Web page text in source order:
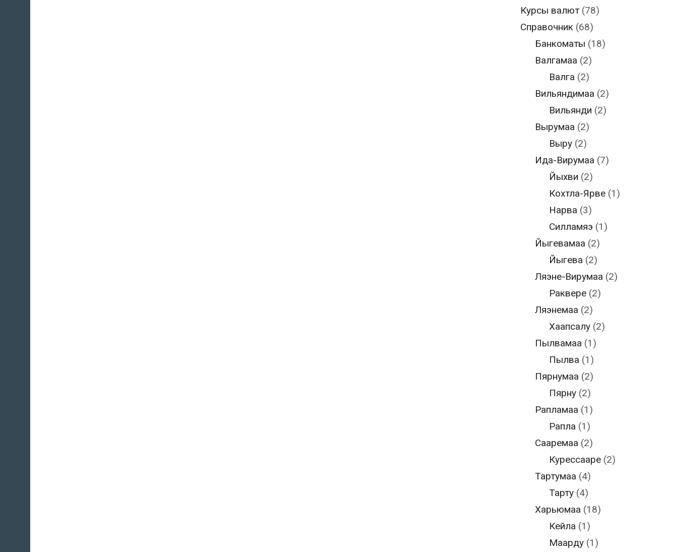
Курсы валют (78)
Справочник (68)
Банкоматы (18)
Валгамаа (2)
Валга (2)
Вильяндимаа (2)
Вильянди (2)
Вырумаа (2)
Выру (2)
Ида-Вирумаа (7)
Йыхви (2)
Кохтла-Ярве (1)
Нарва (3)
Силламяэ (1)
Йыгевамаа (2)
Йыгева (2)
Ляэне-Вирумаа (2)
Раквере (2)
Ляэнемаа (2)
Хаапсалу (2)
Пылвамаа (1)
Пылва (1)
Пярнумаа (2)
Пярну (2)
Рапламаа (1)
Рапла (1)
Сааремаа (2)
Курессааре (2)
Тартумаа (4)
Тарту (4)
Харьюмаа (18)
Кейла (1)
Маарду (1)